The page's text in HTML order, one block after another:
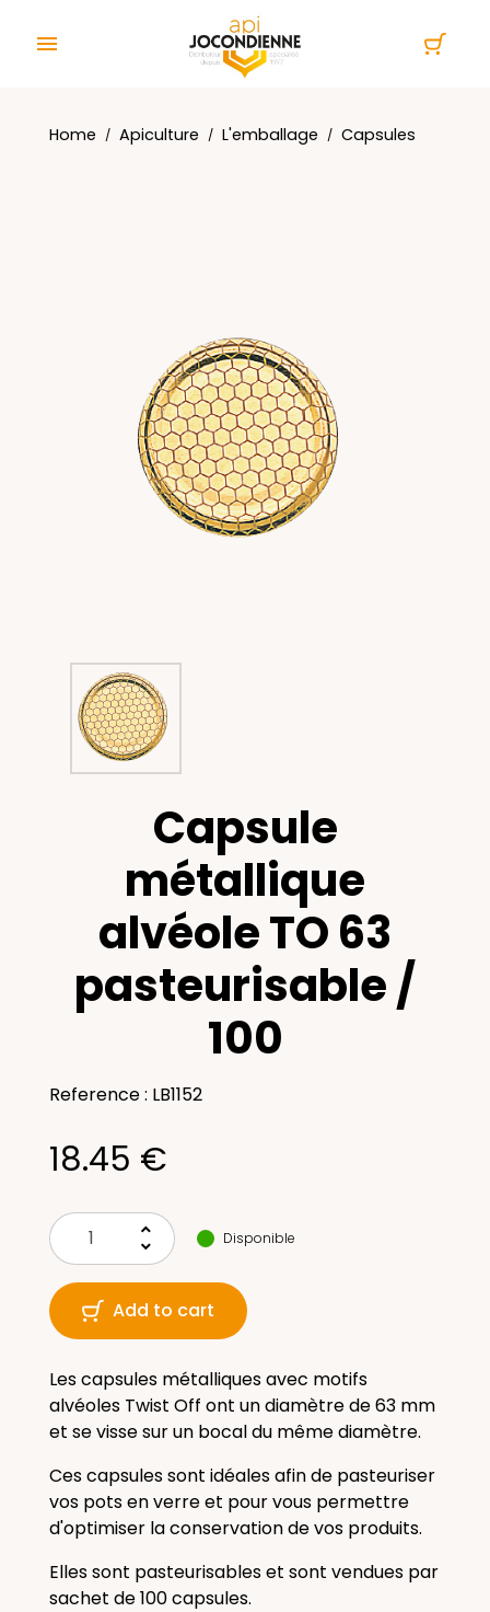

Home Apiculture L'emballage Capsules
Capsule
métallique
alvéole TO 63
pasteurisable /
100
Reference : LB1152
18.45 €
keyboard_arrow_up
keyboard_arrow_down
Disponible
Add to cart
Les capsules métalliques avec motifs
alvéoles Twist Off ont un diamètre de 63 mm
et se visse sur un bocal du même diamètre.
Ces capsules sont idéales afin de pasteuriser
vos pots en verre et pour vous permettre
d'optimiser la conservation de vos produits.
Elles sont pasteurisables et sont vendues par
sachet de 100 capsules.